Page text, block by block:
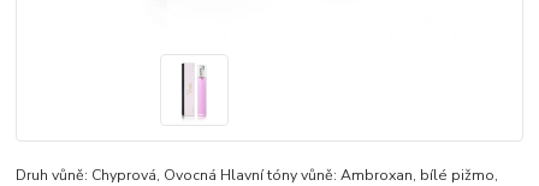
Druh vůně: Chyprová, Ovocná Hlavní tóny vůně: Ambroxan, bílé pižmo,